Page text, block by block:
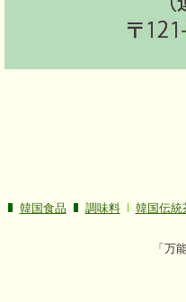
韓国食品 調味料 韓国伝統
「